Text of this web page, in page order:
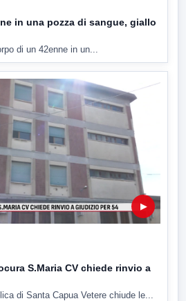
in una pozza di sangue, giallo
di un 42enne in un...
▶
S.Maria CV chiede rinvio a
di Santa Capua Vetere chiude le...